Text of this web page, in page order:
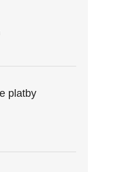
platby